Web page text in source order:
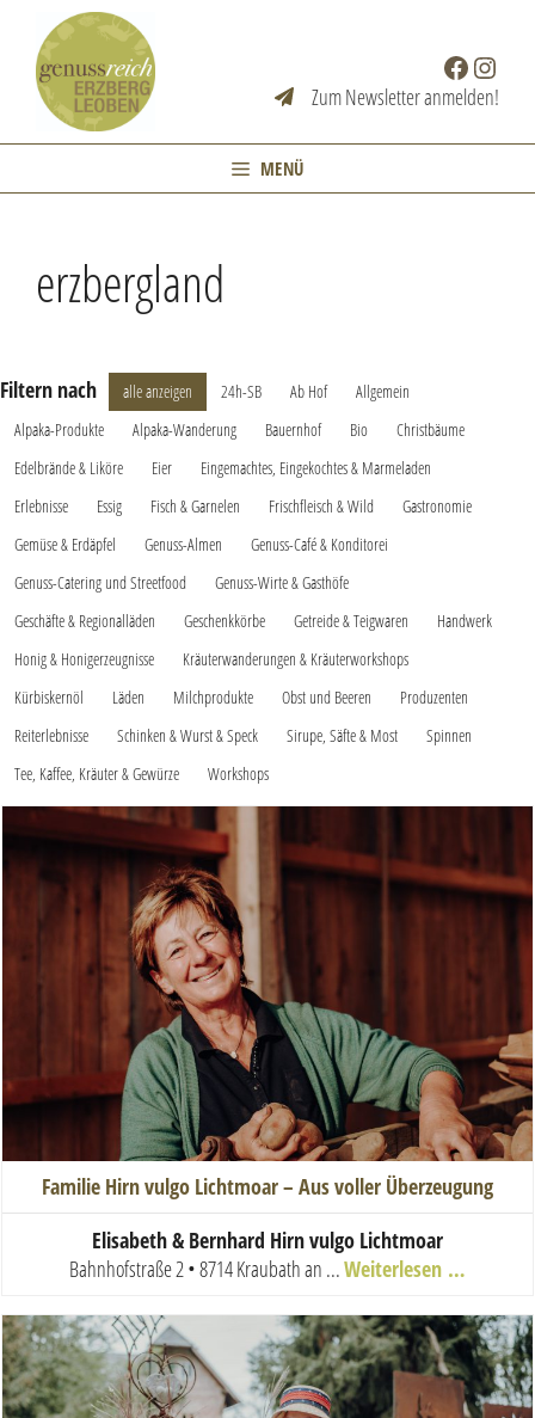
springen
Facebook
Zum Newsletter anmelden!
MENÜ
erzbergland
Filtern nach alle anzeigen 24h-SB Ab Hof
Allgemein
Alpaka-Produkte
Alpaka-Wanderung Bauernhof Bio
Christbäume
Edelbrände & Liköre
Eier
Eingemachtes, Eingekochtes & Marmeladen
Erlebnisse
Essig Fisch & Garnelen Frischfleisch & Wild
Gastronomie
Gemüse & Erdäpfel
Genuss-Almen
Genuss-Café & Konditorei
Genuss-Catering und Streetfood
Genuss-Wirte & Gasthöfe
Geschäfte & Regionalläden
Geschenkkörbe Getreide & Teigwaren
Handwerk
Honig & Honigerzeugnisse
Kräuterwanderungen & Kräuterworkshops
Kürbiskernöl
Läden Milchprodukte Obst und Beeren
Produzenten
Reiterlebnisse
Schinken & Wurst & Speck Sirupe, Säfte & Most
Spinnen
Tee, Kaffee, Kräuter & Gewürze
Workshops
Familie Hirn vulgo Lichtmoar – Aus voller Überzeugung
Elisabeth & Bernhard Hirn vulgo Lichtmoar
Bahnhofstraße 2 • 8714 Kraubath an ...Weiterlesen …